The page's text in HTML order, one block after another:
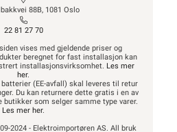
88B, 1081 Oslo
22 81 27 70
vises med gjeldende priser og
beregnet for fast installasjon kan
installasjonsvirksomhet. Les mer
her.
(EE-avfall) skal leveres til retur
Du kan returnere dette gratis i en av
butikker som selger samme type varer.
Les mer her.
2024 - Elektroimportøren AS. All bruk